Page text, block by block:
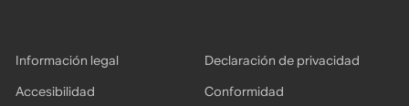
Información legal
Declaración de privacidad
Accesibilidad
Conformidad